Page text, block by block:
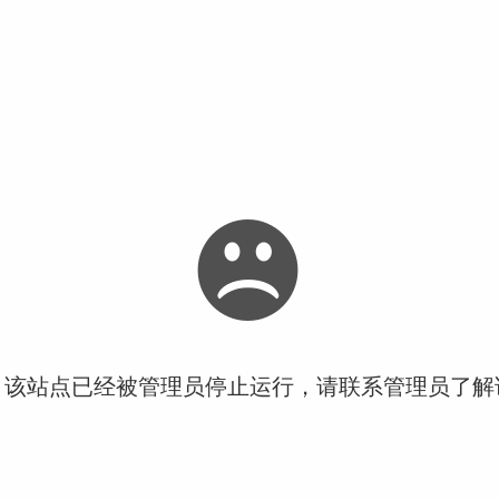
站点已经被管理员停止运行，请联系管理员了